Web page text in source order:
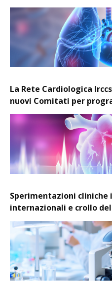
La Rete Cardiologica
nuovi Comitati per
Sperimentazioni
internazionali e crollo